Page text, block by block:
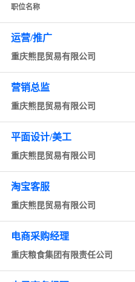
职位名称
运营/推广
重庆熊昆贸易有限公司
营销总监
重庆熊昆贸易有限公司
平面设计/美工
重庆熊昆贸易有限公司
淘宝客服
重庆熊昆贸易有限公司
电商采购经理
重庆粮食集团有限责任公司